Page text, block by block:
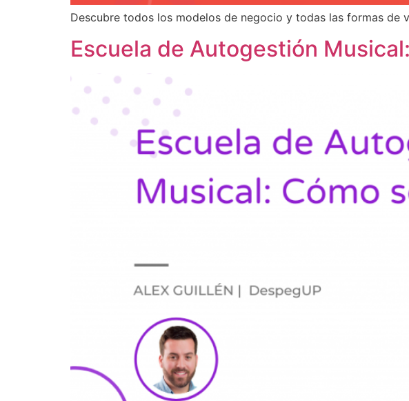
Descubre todos los modelos de negocio y todas las formas de
Escuela de Autogestión